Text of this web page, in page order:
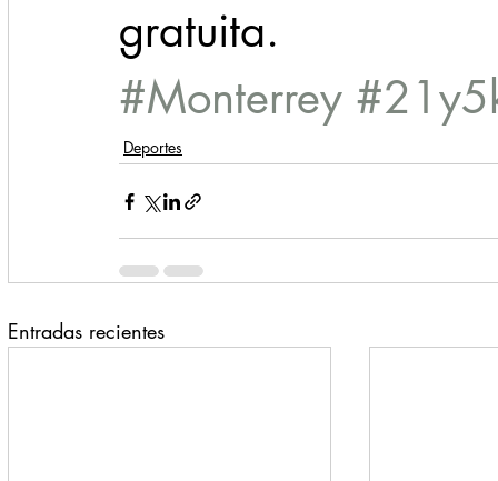
gratuita.
#Monterrey
Deportes
Entradas recientes